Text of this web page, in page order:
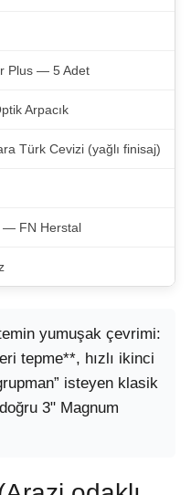
Plus — 5 Adet
Arpacık
Türk Cevizi (yağlı finisaj)
— FN Herstal
yumuşak çevrimi:
tepme**, hızlı ikinci
isteyen klasik
3" Magnum